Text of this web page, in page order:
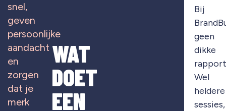
snel,
geven
persoonlijke
aandacht
en
zorgen
dat je
merk
WAT
DOET
EEN
Bij
geen
dikke
Wel
heldere
sessies,